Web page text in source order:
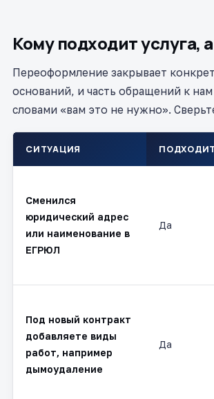
Кому подходит услуга,
Переоформление закрывает
оснований, и часть обращений к нам
словами «вам это не нужно».
СИТУАЦИЯ
Сменился
юридический адрес
или наименование в
ЕГРЮЛ
Да
Под новый контракт
добавляете виды
работ, например
дымоудаление
Да